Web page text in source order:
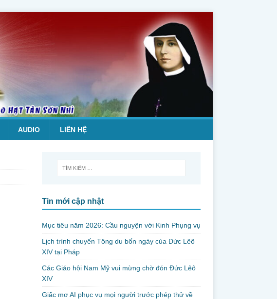
AUDIO LIÊN HỆ
Tin mới cập nhật
Mục tiêu năm 2026: Cầu nguyện với Kinh Phụng vụ
Lịch trình chuyến Tông du bốn ngày của Đức Lêô
XIV tại Pháp
Các Giáo hội Nam Mỹ vui mừng chờ đón Đức Lêô
XIV
Giấc mơ AI phục vụ mọi người trước phép thử về